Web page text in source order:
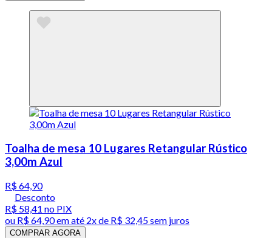
Toalha de mesa 10 Lugares Retangular Rústico
3,00m Azul
R$ 64,90
Desconto
R$ 58,41 no PIX
ou R$ 64,90em até 2x de R$ 32,45 sem juros
COMPRAR AGORA